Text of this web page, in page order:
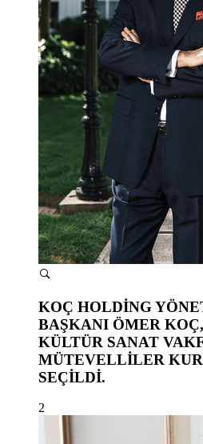
KOÇ HOLDİNG
BAŞKANI ÖMER
KÜLTÜR SANAT
MÜTEVELLİLER
SEÇİLDİ.
2